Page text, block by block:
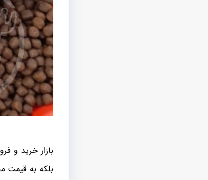
بازار خرید و
بلکه به قیمت